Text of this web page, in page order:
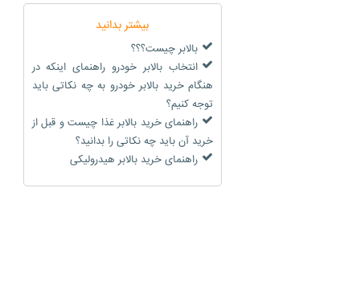
بیشتر بدانید
بالابر چیست؟؟؟
انتخاب بالابر خودرو راهنمای اینکه در
هنگام خرید بالابر خودرو به چه نکاتی باید
توجه کنیم؟
راهنمای خرید بالابر غذا چیست و قبل از
خرید آن باید چه نکاتی را بدانید؟
راهنمای خرید بالابر هیدرولیکی